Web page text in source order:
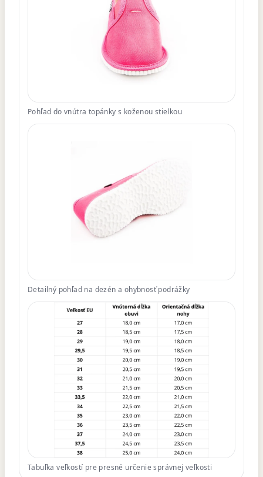
Pohľad do vnútra topánky s koženou stielkou
Detailný pohľad na dezén a ohybnosť podrážky
Tabuľka veľkostí pre presné určenie správnej veľkosti